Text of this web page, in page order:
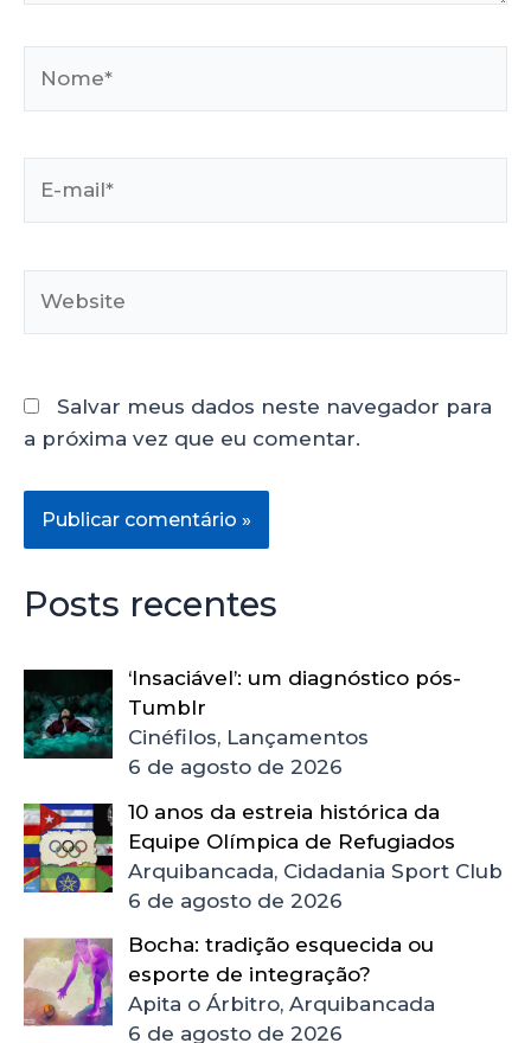
Salvar meus dados neste navegador para
a próxima vez que eu comentar.
Posts recentes
‘Insaciável’: um diagnóstico pós-
Tumblr
Cinéfilos, Lançamentos
6 de agosto de 2026
10 anos da estreia histórica da
Equipe Olímpica de Refugiados
Arquibancada, Cidadania Sport Club
6 de agosto de 2026
Bocha: tradição esquecida ou
esporte de integração?
Apita o Árbitro, Arquibancada
6 de agosto de 2026